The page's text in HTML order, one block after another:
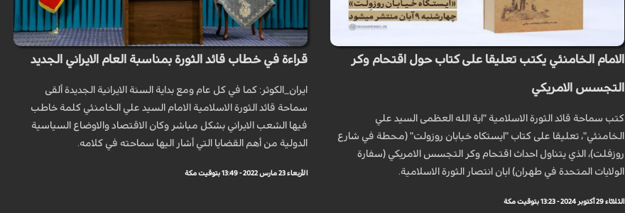
الامام الخامنئي يكتب تعليقا على كتاب حول اقتحام وكر
التجسس الامريكي
كتب سماحة قائد الثورة الاسلامية "اية الله العظمى السيد علي
الخامنئي"، تعليقا على كتاب "ايستكاه خيابان روزولت" (محطة في شارع
روزفلت)، الذي يتناول احداث اقتحام وكر التجسس الامريكي (سفارة
الولايات المتحدة في طهران) ابان انتصار الثورة الاسلامية.
الثلاثاء 29 أكتوبر 2024 - 13:23 بتوقيت مكة
قراءة في خطاب قائد الثورة بمناسبة العام الايراني الجديد
ايران_الكوثر: كما في كل عام ومع بداية السنة الايرانية الجديدة ألقى
سماحة قائد الثورة الاسلامية الامام السيد علي الخامنئي كلمة خاطب
فيها الشعب الايراني بشكل مباشر وكان الاقتصاد والاوضاع السياسية
الدولية من أهم القضايا التي أشار اليها سماحته في كلامه.
الأربعاء 23 مارس 2022 - 13:49 بتوقيت مكة